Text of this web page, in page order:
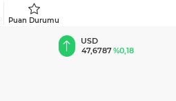
Puan Durumu
EUR
55,1254%0,32